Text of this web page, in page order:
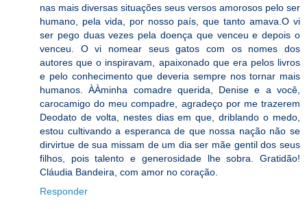
nas mais diversas situações seus versos amorosos pelo ser
humano, pela vida, por nosso país, que tanto amava.O vi
ser pego duas vezes pela doença que venceu e depois o
venceu. O vi nomear seus gatos com os nomes dos
autores que o inspiravam, apaixonado que era pelos livros
e pelo conhecimento que deveria sempre nos tornar mais
humanos. ÀÀminha comadre querida, Denise e a você,
carocamigo do meu compadre, agradeço por me trazerem
Deodato de volta, nestes dias em que, driblando o medo,
estou cultivando a esperanca de que nossa nação não se
dirvirtue de sua missam de um dia ser mãe gentil dos seus
filhos, pois talento e generosidade lhe sobra. Gratidão!
Cláudia Bandeira, com amor no coração.
Responder